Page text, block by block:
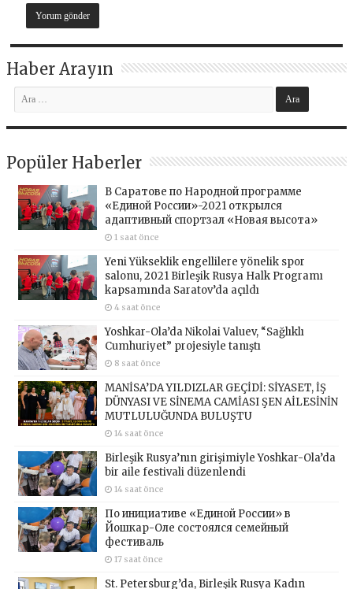
Haber Arayın
Popüler Haberler
В Саратове по Народной программе
«Единой России»-2021 открылся
адаптивный спортзал «Новая высота»
1 saat önce
Yeni Yükseklik engellilere yönelik spor
salonu, 2021 Birleşik Rusya Halk Programı
kapsamında Saratov’da açıldı
4 saat önce
Yoshkar-Ola’da Nikolai Valuev, “Sağlıklı
Cumhuriyet” projesiyle tanıştı
8 saat önce
MANİSA’DA YILDIZLAR GEÇİDİ: SİYASET, İŞ
DÜNYASI VE SİNEMA CAMİASI ŞEN AİLESİNİN
MUTLULUĞUNDA BULUŞTU
14 saat önce
Birleşik Rusya’nın girişimiyle Yoshkar-Ola’da
bir aile festivali düzenlendi
14 saat önce
По инициативе «Единой России» в
Йошкар-Оле состоялся семейный
фестиваль
17 saat önce
St. Petersburg’da, Birleşik Rusya Kadın